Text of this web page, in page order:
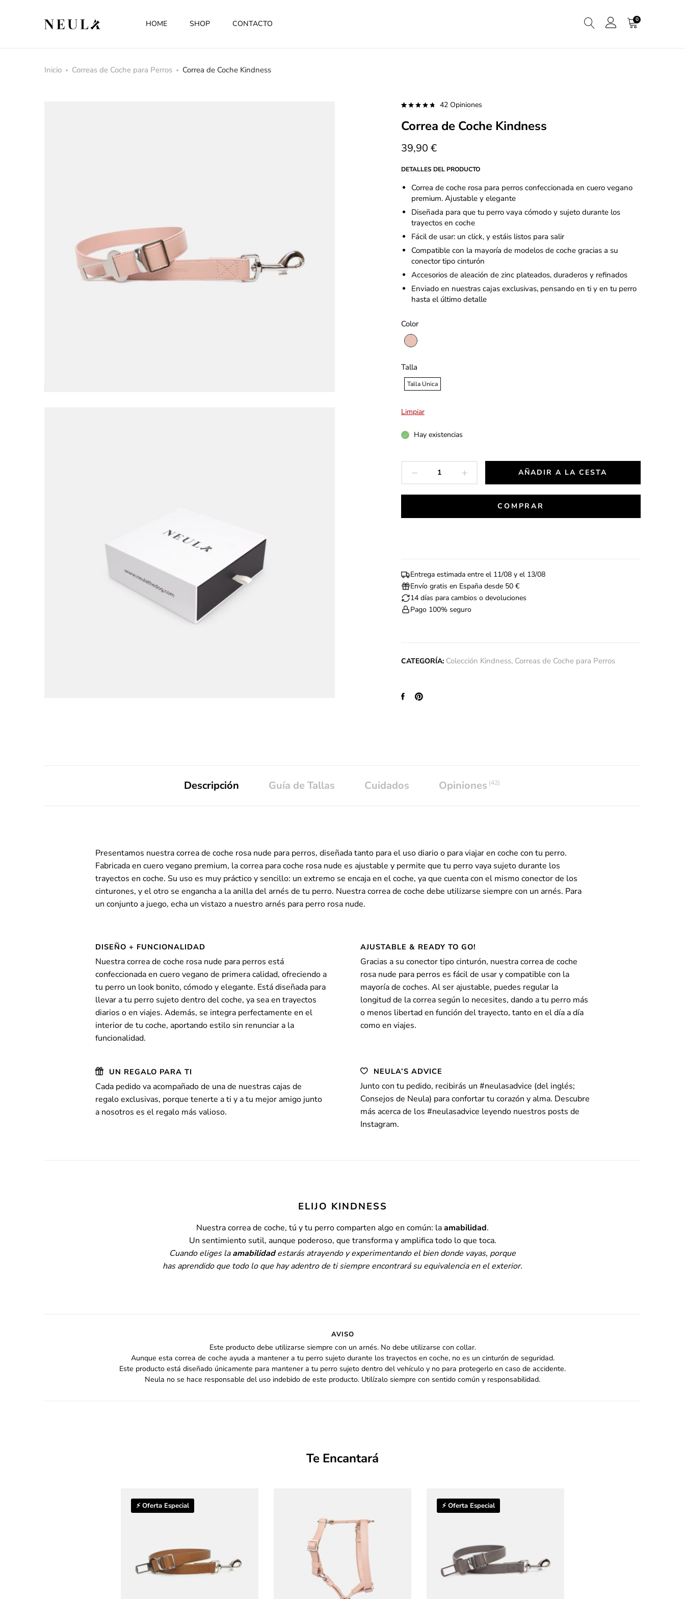
HOME SHOP CONTACTO 0
Inicio Correas de Coche para Perros Correa de Coche Kindness
con 4.86
de 5 en
valoracione
s de
42 Opiniones
Correa de Coche Kindness
39,90 €
DETALLES DEL PRODUCTO
Correa de coche rosa para perros confeccionada en cuero vegano
premium. Ajustable y elegante
Diseñada para que tu perro vaya cómodo y sujeto durante los
trayectos en coche
Fácil de usar: un click, y estáis listos para salir
Compatible con la mayoría de modelos de coche gracias a su
conector tipo cinturón
Accesorios de aleación de zinc plateados, duraderos y refinados
Enviado en nuestras cajas exclusivas, pensando en ti y en tu perro
hasta el último detalle
Color
Talla
Talla Única
Limpiar
Hay existencias
Correa
Coche
quantity
AÑADIR A LA CESTA
COMPRAR
Entrega estimada entre el 11/08 y el 13/08
Envío gratis en España desde 50 €
14 días para cambios o devoluciones
Pago 100% seguro
CATEGORÍA: Colección Kindness, Correas de Coche para Perros
Descripción Guía de Tallas Cuidados Opiniones(42)
Presentamos nuestra correa de coche rosa nude para perros, diseñada tanto para el uso diario o para viajar en coche con tu perro.
Fabricada en cuero vegano premium, la correa para coche rosa nude es ajustable y permite que tu perro vaya sujeto durante los
trayectos en coche. Su uso es muy práctico y sencillo: un extremo se encaja en el coche, ya que cuenta con el mismo conector de los
cinturones, y el otro se engancha a la anilla del arnés de tu perro. Nuestra correa de coche debe utilizarse siempre con un arnés. Para
un conjunto a juego, echa un vistazo a nuestroarnés para perro rosa nude.
DISEÑO + FUNCIONALIDAD
Nuestra correa de coche rosa nude para perros está
confeccionada en cuero vegano de primera calidad, ofreciendo a
tu perro un look bonito, cómodo y elegante. Está diseñada para
llevar a tu perro sujeto dentro del coche, ya sea en trayectos
diarios o en viajes. Además, se integra perfectamente en el
interior de tu coche, aportando estilo sin renunciar a la
funcionalidad.
AJUSTABLE & READY TO GO!
Gracias a su conector tipo cinturón, nuestra correa de coche
rosa nude para perros es fácil de usar y compatible con la
mayoría de coches. Al ser ajustable, puedes regular la
longitud de la correa según lo necesites, dando a tu perro más
o menos libertad en función del trayecto, tanto en el día a día
como en viajes.
UN REGALO PARA TI
Cada pedido va acompañado de una de nuestras cajas de
regalo exclusivas, porque tenerte a ti y a tu mejor amigo junto
a nosotros es el regalo más valioso.
NEULA’S ADVICE
Junto con tu pedido, recibirás un #neulasadvice (del inglés;
Consejos de Neula) para confortartu corazón y alma. Descubre
más acerca de los #neulasadvice leyendo nuestros posts de
Instagram.
ELIJO KINDNESS
Nuestra correa de coche, tú y tu perro comparten algoen común: laamabilidad.
Un sentimiento sutil, aunque poderoso, que transforma y amplifica todo lo que toca.
Cuando eliges laamabilidadestarás atrayendo y experimentando el bien donde vayas, porque
has aprendido que todo lo que hay adentro de ti siempre encontrará su equivalencia en el exterior.
AVISO
Este producto debe utilizarse siempre con un arnés. No debe utilizarse con collar.
Aunque esta correa de coche ayuda a mantener a tu perro sujeto durante los trayectos en coche, no es un cinturón de seguridad.
Este producto está diseñado únicamente para mantener a tu perro sujeto dentro del vehículo y no para protegerlo en caso de accidente.
Neula no se hace responsable del uso indebido de este producto. Utilízalo siempre con sentido común y responsabilidad.
Te Encantará
⚡ Oferta Especial ⚡ Oferta Especial